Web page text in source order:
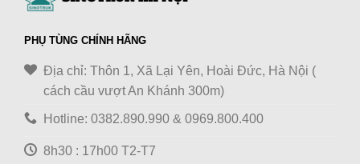
PHỤ TÙNG CHÍNH HÃNG
Địa chỉ: Thôn 1, Xã Lại Yên, Hoài Đức, Hà Nội (
cách cầu vượt An Khánh 300m)
Hotline: 0382.890.990 & 0969.800.400
8h30 : 17h00 T2-T7